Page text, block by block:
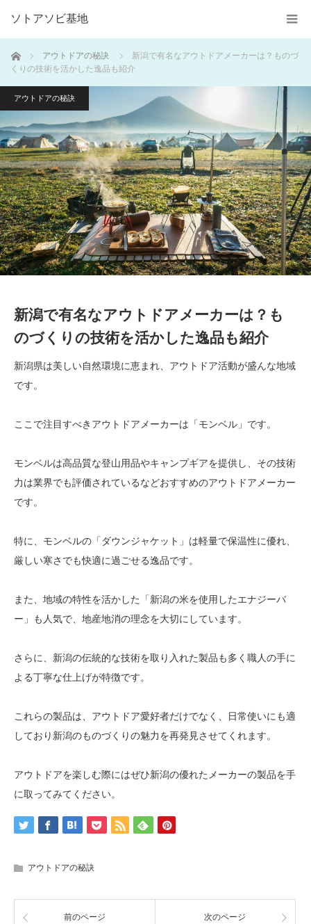
ソトアソビ基地
ホーム アウトドアの秘訣
新潟で有名なアウトドアメーカーは？ものづ
くりの技術を活かした逸品も紹介
アウトドアの秘訣
新潟で有名なアウトドアメーカーは？も
のづくりの技術を活かした逸品も紹介
新潟県は美しい自然環境に恵まれ、アウトドア活動が盛んな地域
です。
ここで注目すべきアウトドアメーカーは「モンベル」です。
モンベルは高品質な登山用品やキャンプギアを提供し、その技術
力は業界でも評価されているなどおすすめのアウトドアメーカー
です。
特に、モンベルの「ダウンジャケット」は軽量で保温性に優れ、
厳しい寒さでも快適に過ごせる逸品です。
また、地域の特性を活かした「新潟の米を使用したエナジーバ
ー」も人気で、地産地消の理念を大切にしています。
さらに、新潟の伝統的な技術を取り入れた製品も多く職人の手に
よる丁寧な仕上げが特徴です。
これらの製品は、アウトドア愛好者だけでなく、日常使いにも適
しており新潟のものづくりの魅力を再発見させてくれます。
アウトドアを楽しむ際にはぜひ新潟の優れたメーカーの製品を手
に取ってみてください。
アウトドアの秘訣
前のページ 次のページ